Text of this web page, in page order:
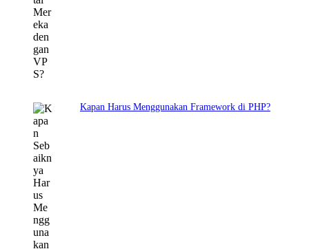
Kapan Harus Menggunakan Framework di PHP?